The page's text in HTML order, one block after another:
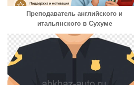
Преподаватель английского и
итальянского в Сухуме